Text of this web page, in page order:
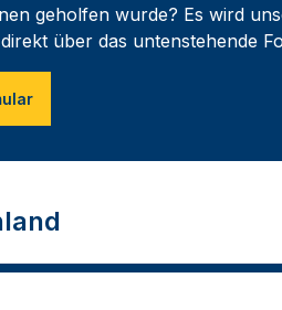
geholfen wurde? Es wird
über das untenstehende